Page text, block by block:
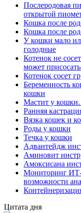
Послеродовая
открытой
Кошка после
Кошка после
У кошки мало
голодные
Котенок не
может
Котенок сосет
Беременность
кошки
Мастит у
Ранняя
Вязка кошек и
Роды у кошки
Течка у кошки
Адвантейдж
Аминовит
Амоксисана
Мониторинг
возможности
Цитата дня